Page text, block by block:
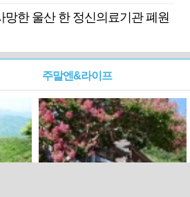
망한 울산 한 정신의료기관 폐원
주말엔&라이프